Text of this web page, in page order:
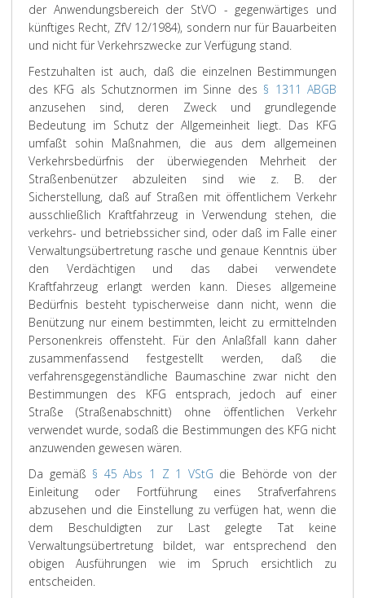
der Anwendungsbereich der StVO - gegenwärtiges und
künftiges Recht, ZfV 12/1984), sondern nur für Bauarbeiten
und nicht für Verkehrszwecke zur Verfügung stand.
Festzuhalten ist auch, daß die einzelnen Bestimmungen
des KFG als Schutznormen im Sinne des § 1311 ABGB
anzusehen sind, deren Zweck und grundlegende
Bedeutung im Schutz der Allgemeinheit liegt. Das KFG
umfaßt sohin Maßnahmen, die aus dem allgemeinen
Verkehrsbedürfnis der überwiegenden Mehrheit der
Straßenbenützer abzuleiten sind wie z. B. der
Sicherstellung, daß auf Straßen mit öffentlichem Verkehr
ausschließlich Kraftfahrzeug in Verwendung stehen, die
verkehrs- und betriebssicher sind, oder daß im Falle einer
Verwaltungsübertretung rasche und genaue Kenntnis über
den Verdächtigen und das dabei verwendete
Kraftfahrzeug erlangt werden kann. Dieses allgemeine
Bedürfnis besteht typischerweise dann nicht, wenn die
Benützung nur einem bestimmten, leicht zu ermittelnden
Personenkreis offensteht. Für den Anlaßfall kann daher
zusammenfassend festgestellt werden, daß die
verfahrensgegenständliche Baumaschine zwar nicht den
Bestimmungen des KFG entsprach, jedoch auf einer
Straße (Straßenabschnitt) ohne öffentlichen Verkehr
verwendet wurde, sodaß die Bestimmungen des KFG nicht
anzuwenden gewesen wären.
Da gemäß § 45 Abs 1 Z 1 VStG die Behörde von der
Einleitung oder Fortführung eines Strafverfahrens
abzusehen und die Einstellung zu verfügen hat, wenn die
dem Beschuldigten zur Last gelegte Tat keine
Verwaltungsübertretung bildet, war entsprechend den
obigen Ausführungen wie im Spruch ersichtlich zu
entscheiden.